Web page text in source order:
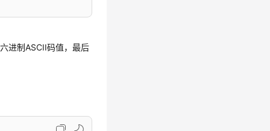
进制ASCII码值，最后